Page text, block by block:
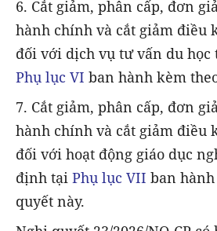
6. Cắt giảm, phân cấp, đơn
hành chính và cắt giảm điều
đối với dịch vụ tư vấn du
Phụ lục VI ban hành kèm
7. Cắt giảm, phân cấp, đơn
hành chính và cắt giảm điều
đối với hoạt động giáo dục
định tại Phụ lục VII ban
quyết này.